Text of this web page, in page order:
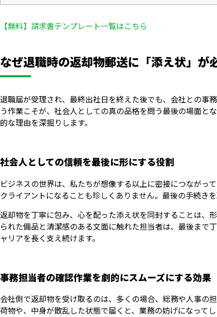
【無料】請求書テンプレート一覧はこちら
なぜ退職時の返却物郵送に「添え状」が
退職届が受理され、最終出社日を終えた後でも、会社との事
う作業こそが、社会人としての真の品格を問う最後の場面と
的な理由を深掘りします。
社会人としての信頼を最後に形にする役割
ビジネスの世界は、私たちが想像する以上に密接につながっ
クライアントになることも珍しくありません。最後の手続き
返却物を丁寧に包み、心を配った添え状を同封することは、
られた備品と清潔感のある文面に触れた担当者は、最後まで
ャリアを長く支え続けます。
事務担当者の確認作業を劇的にスムーズにする効果
会社側で返却物を受け取るのは、多くの場合、総務や人事の
荷物や、中身が散乱した状態で届くと、業務の妨げになって